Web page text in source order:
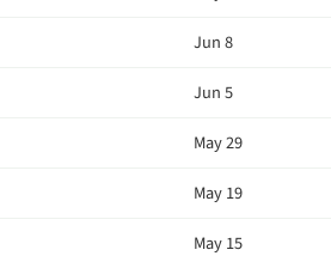
Jun 8
Jun 5
May 29
May 19
May 15